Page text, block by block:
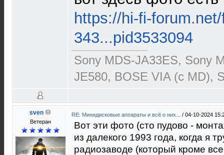
https://hi-fi-
343...pid3533094
Sony MDS-JA33ES, Sony
JE580, BOSE VIA (c MD),
sven
Ветеран
RE: Минидисковые аппараты и всё о них... / 04-10-2024
Вот эти фото (сто пудово -
из далекого 1993 года, когда я
радиозаводе (который кроме